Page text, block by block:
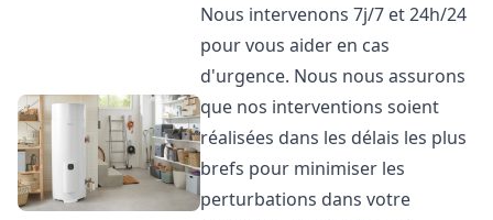
Nous intervenons 7j/7 et 24h/24
pour vous aider en cas
d'urgence. Nous nous assurons
que nos interventions soient
réalisées dans les délais les plus
brefs pour minimiser les
perturbations dans votre